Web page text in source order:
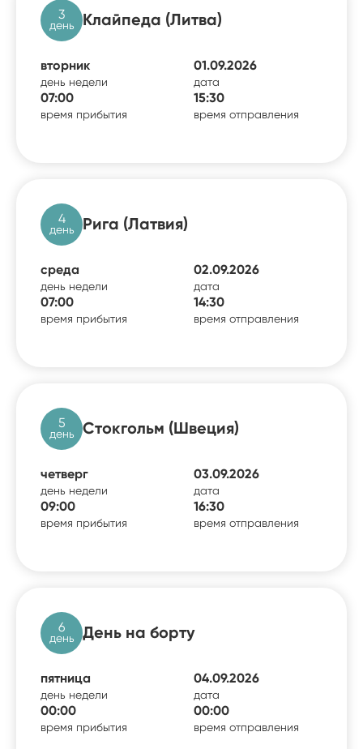
3
день Клайпеда (Литва)
вторник
день недели
01.09.2026
дата
07:00
время прибытия
15:30
время отправления
4
день Рига (Латвия)
среда
день недели
02.09.2026
дата
07:00
время прибытия
14:30
время отправления
5
день Стокгольм (Швеция)
четверг
день недели
03.09.2026
дата
09:00
время прибытия
16:30
время отправления
6
день День на борту
пятница
день недели
04.09.2026
дата
00:00
время прибытия
00:00
время отправления